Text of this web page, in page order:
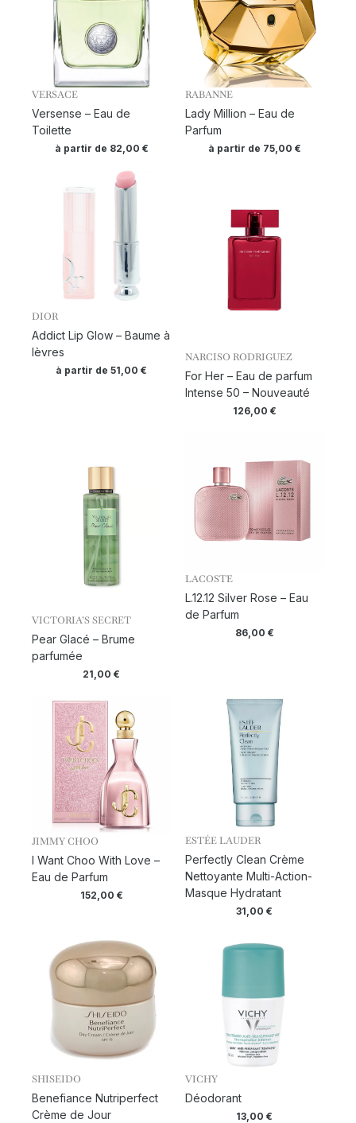
VERSACE
Versense – Eau de
Toilette
à partir de 82,00 €
RABANNE
Lady Million – Eau de
Parfum
à partir de 75,00 €
DIOR
Addict Lip Glow – Baume à
lèvres
à partir de51,00€
NARCISO RODRIGUEZ
For Her – Eau de parfum
Intense 50 – Nouveauté
126,00 €
VICTORIA’S SECRET
Pear Glacé – Brume
parfumée
21,00€
LACOSTE
L.12.12 Silver Rose – Eau
de Parfum
86,00 €
JIMMY CHOO
I Want Choo With Love –
Eau de Parfum
152,00 €
ESTÉE LAUDER
Perfectly Clean Crème
Nettoyante Multi-Action-
Masque Hydratant
31,00€
SHISEIDO
Benefiance Nutriperfect
Crème de Jour
VICHY
Déodorant
13,00€